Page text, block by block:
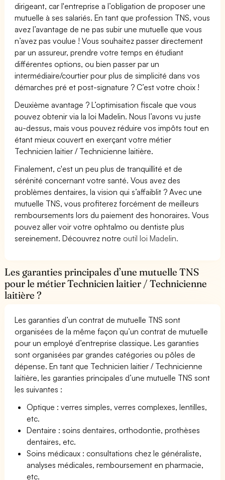
dirigeant, car l'entreprise a l’obligation de proposer une
mutuelle à ses salariés. En tant que profession TNS, vous
avez l’avantage de ne pas subir une mutuelle que vous
n’avez pas voulue ! Vous souhaitez passer directement
par un assureur, prendre votre temps en étudiant
différentes options, ou bien passer par un
intermédiaire/courtier pour plus de simplicité dans vos
démarches pré et post-signature ? C’est votre choix !
Deuxième avantage ? L’optimisation fiscale que vous
pouvez obtenir via la loi Madelin. Nous l’avons vu juste
au-dessus, mais vous pouvez réduire vos impôts tout en
étant mieux couvert en exerçant votre métier
Technicien laitier / Technicienne laitière.
Finalement, c'est un peu plus de tranquillité et de
sérénité concernant votre santé. Vous avez des
problèmes dentaires, la vision qui s’affaiblit ? Avec une
mutuelle TNS, vous profiterez forcément de meilleurs
remboursements lors du paiement des honoraires. Vous
pouvez aller voir votre ophtalmo ou dentiste plus
sereinement. Découvrez notre outil loi Madelin.
Les garanties principales d’une mutuelle TNS
pour le métier Technicien laitier / Technicienne
laitière ?
Les garanties d’un contrat de mutuelle TNS sont
organisées de la même façon qu’un contrat de mutuelle
pour un employé d’entreprise classique. Les garanties
sont organisées par grandes catégories ou pôles de
dépense. En tant que Technicien laitier / Technicienne
laitière, les garanties principales d’une mutuelle TNS sont
les suivantes :
Optique : verres simples, verres complexes, lentilles,
etc.
Dentaire : soins dentaires, orthodontie, prothèses
dentaires, etc.
Soins médicaux : consultations chez le généraliste,
analyses médicales, remboursement en pharmacie,
etc.